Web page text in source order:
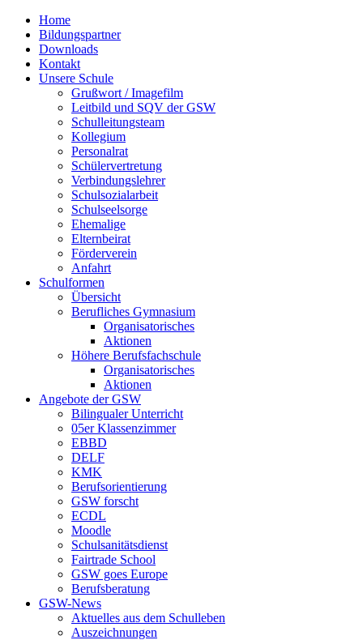
Home
Bildungspartner
Downloads
Kontakt
Unsere Schule
Grußwort / Imagefilm
Leitbild und SQV der GSW
Schulleitungsteam
Kollegium
Personalrat
Schülervertretung
Verbindungslehrer
Schulsozialarbeit
Schulseelsorge
Ehemalige
Elternbeirat
Förderverein
Anfahrt
Schulformen
Übersicht
Berufliches Gymnasium
Organisatorisches
Aktionen
Höhere Berufsfachschule
Organisatorisches
Aktionen
Angebote der GSW
Bilingualer Unterricht
05er Klassenzimmer
EBBD
DELF
KMK
Berufsorientierung
GSW forscht
ECDL
Moodle
Schulsanitätsdienst
Fairtrade School
GSW goes Europe
Berufsberatung
GSW-News
Aktuelles aus dem Schulleben
Auszeichnungen